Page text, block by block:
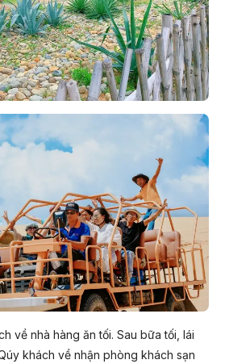
đẹp; như bản nhạc dịu êm khiến ai
chân tới.
dã ngoại Tanyoli, nơi được mệnh
ngày nắng". Tại đây, bạn sẽ được tận
sơ, phóng khoáng giữa thiên nhiên
tham quan những điểm đến nổi tiếng
Garai, làng gốm Bàu Trúc,...
về nhà hàng ăn tối. Sau bữa tối, lái
khách về nhận phòng khách sạn